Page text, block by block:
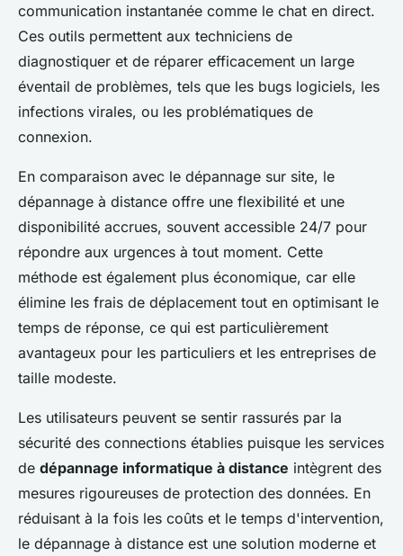
communication instantanée comme le chat en direct.
Ces outils permettent aux techniciens de
diagnostiquer et de réparer efficacement un large
éventail de problèmes, tels que les bugs logiciels, les
infections virales, ou les problématiques de
connexion.
En comparaison avec le dépannage sur site, le
dépannage à distance offre une flexibilité et une
disponibilité accrues, souvent accessible 24/7 pour
répondre aux urgences à tout moment. Cette
méthode est également plus économique, car elle
élimine les frais de déplacement tout en optimisant le
temps de réponse, ce qui est particulièrement
avantageux pour les particuliers et les entreprises de
taille modeste.
Les utilisateurs peuvent se sentir rassurés par la
sécurité des connections établies puisque les services
de dépannage informatique à distance intègrent des
mesures rigoureuses de protection des données. En
réduisant à la fois les coûts et le temps d'intervention,
le dépannage à distance est une solution moderne et